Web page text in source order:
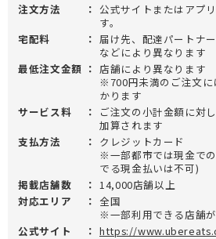
注文方法 ： 公式サイトまたはアプ
す。
宅配料
： 届け先、配達パートナ
などにより異なります
最低注文金額 ： 店舗により異なります
※700円未満のご注文に
かります
サービス料
：
ご注文の小計金額に対
加算されます
支払方法
： クレジットカード
※一部都市では現金で
でる現金払いは不可)
掲載店舗数
： 14,000店舗以上
対応エリア
： 全国
※一部利用できる店舗
公式サイト
： https://